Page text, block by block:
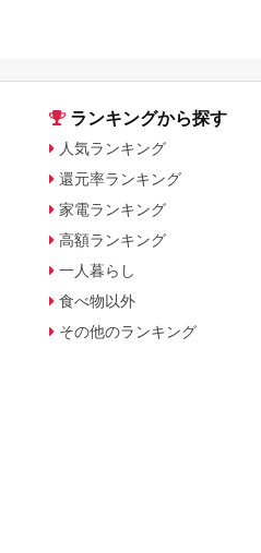
ランキングから探す
人気ランキング
還元率ランキング
家電ランキング
高額ランキング
一人暮らし
食べ物以外
その他のランキング